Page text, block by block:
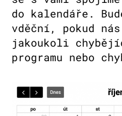
do kalendáře.
vděční, pokud
jakoukoli
programu nebo